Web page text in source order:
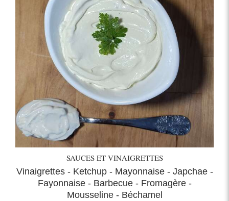
SAUCES ET VINAIGRETTES
Vinaigrettes - Ketchup - Mayonnaise - Japchae -
Fayonnaise - Barbecue - Fromagère -
Mousseline - Béchamel